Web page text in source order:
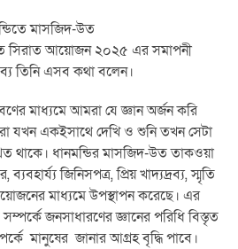
মাসজিদ-উত
সিরাত আয়োজন ২০২৫ এর সমাপনী
তিনি এসব কথা বলেন।
মাধ্যমে আমরা যে জ্ঞান অর্জন করি
যখন একইসাথে দেখি ও শুনি তখন সেটা
থাকে। ধানমন্ডির মাসজিদ-উত তাকওয়া
জিনিসপত্র, প্রিয় খাদ্যদ্রব্য, স্মৃতি
মাধ্যমে উপস্থাপন করেছে। এর
জনসাধারণের জ্ঞানের পরিধি বিস্তৃত
মানুষের জানার আগ্রহ বৃদ্ধি পাবে।